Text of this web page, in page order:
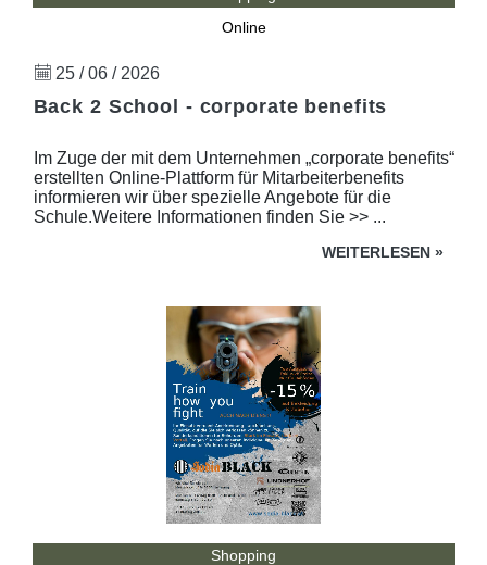
Online
25 / 06 / 2026
Back 2 School - corporate benefits
Im Zuge der mit dem Unternehmen „corporate benefits“
erstellten Online-Plattform für Mitarbeiterbenefits
informieren wir über spezielle Angebote für die
Schule.Weitere Informationen finden Sie >> ...
WEITERLESEN »
Shopping